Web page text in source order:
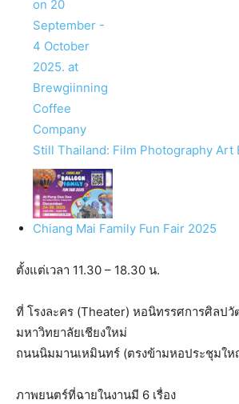
Still Thailand: Film Photography
Chiang Mai Family Fun Fair 2025
ตั้งแต่เวลา 11.30 – 18.30 น.
ที่ โรงละคร (Theater) หอนิทรรศการศิลป
มหาวิทยาลัยเชียงใหม่
ถนนนิมมานเหมินทร์ (ตรงข้ามหอประชุมใ
ภาพยนตร์ที่ฉายในงานมี 6 เรื่อง